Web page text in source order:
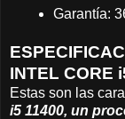
Garantía:
INTEL CORE
Estas son las
i5 11400, un